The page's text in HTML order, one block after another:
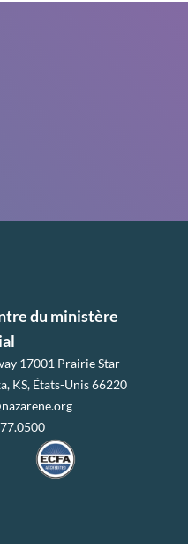
du ministère
17001 Prairie Star
KS, États-Unis 66220